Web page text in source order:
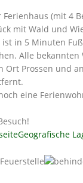
(mit 4
mit Wald und
in 5 Minuten
Alle
Prossen und
eine
Geografische